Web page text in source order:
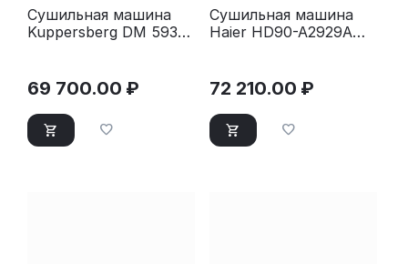
Сушильная машина
Kuppersberg DM 593
69 700.00 ₽
Сушильная машина
Haier HD90-A2929A
72 210.00 ₽